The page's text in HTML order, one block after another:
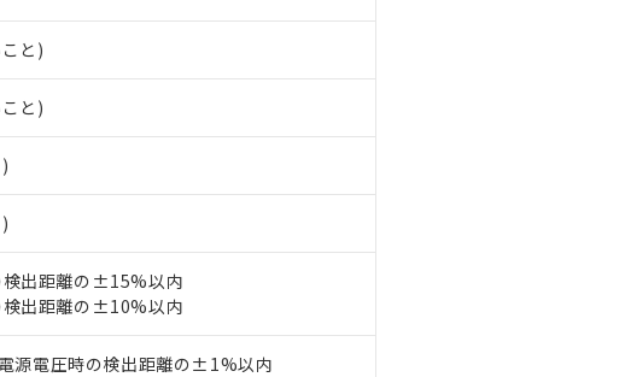
と)
と)
出距離の±15%以内
出距離の±10%以内
源電圧時の検出距離の±1%以内
標準価格はお客様のお取引先、またはお客様担当のオムロン制御機器販売店・
ださい。
店や当社販売拠点は「
リスト作成サービス）をご利用いただくには、I-Webメンバーズにご登録され
。
ト上で当社にご登録された部品リストについて、当社および当社の共同利用者
ビスに関するお客様との取引・商談に必要な範囲で利用することをご了承くだ
は、"個人情報の共同利用に関して"
ロード
ロードすることができます。
非含有証明書
社基準）
、 DIBP(フタル酸ジイソブチル) : 1000ppm、 BBP(フタル酸ブチルベンジル) : 1000ppm、
シル)) : 1000ppm
）のすべてが基準値以下であることを示します。
売部門へお問い合わせください。
兵器、ミサイル、化学兵器、生物兵器またはその他武器並びにこれらの製造装
ません。
三者に販売する場合は、上記1、2および3の内容を当該第三者に通知します。
および販売に係わる関係者が違法に輸出するおそれがある場合は、取り引きをい
合意する キャンセル
あり
いが在庫あり
庫状況については、お客様のお取引先、またはお客様担当のオムロン制御
販売員にご確認ください)
た在庫状況の情報を公開していない機種